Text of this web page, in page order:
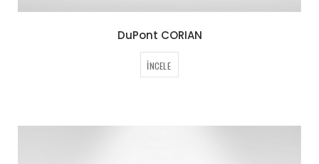
DuPont CORIAN
İNCELE